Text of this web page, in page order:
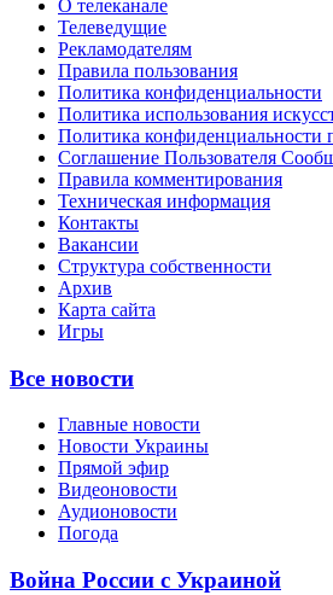
О телеканале
Телеведущие
Рекламодателям
Правила пользования
Политика конфиденциальности
Политика использования
Политика конфиденциальности
Соглашение Пользователя
Правила комментирования
Техническая информация
Контакты
Вакансии
Структура собственности
Архив
Карта сайта
Игры
Все новости
Главные новости
Новости Украины
Прямой эфир
Видеоновости
Аудионовости
Погода
Война России с Украиной